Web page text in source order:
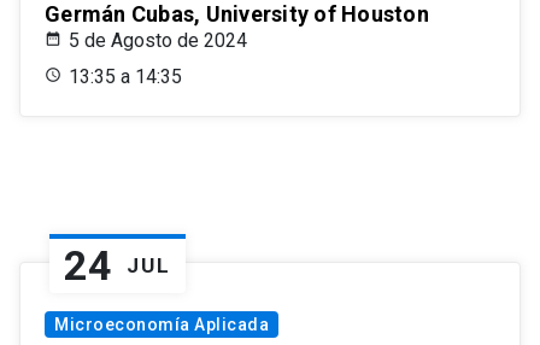
Germán Cubas, University of Houston
5 de Agosto de 2024
13:35 a 14:35
24 JUL
Microeconomía Aplicada